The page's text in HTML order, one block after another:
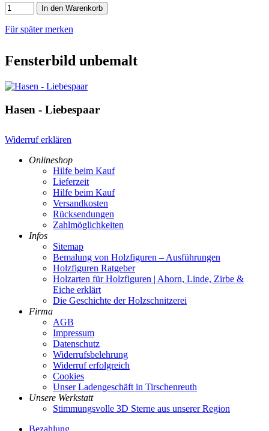
In den Warenkorb
Für später merken
Fensterbild unbemalt
Hasen - Liebespaar
Widerruf erklären
Onlineshop
Hilfe beim Kauf
Lieferzeit
Hilfe beim Kauf
Versandkosten
Rücksendungen
Zahlmöglichkeiten
Infos
Sitemap
Bemalung von Holzfiguren – Ausführungen
Holzfiguren Ratgeber
Holzarten für Holzfiguren | Ahorn, Linde, Zirbe &
Eiche erklärt
Die Geschichte der Holzschnitzerei
Firma
AGB
Impressum
Datenschutz
Widerrufsbelehrung
Widerruf erfolgreich
Cookies
Unser Ladengeschäft in Tirschenreuth
Unsere Werkstatt
Stimmungsvolle 3D Sterne aus unserer Region
Bezahlung